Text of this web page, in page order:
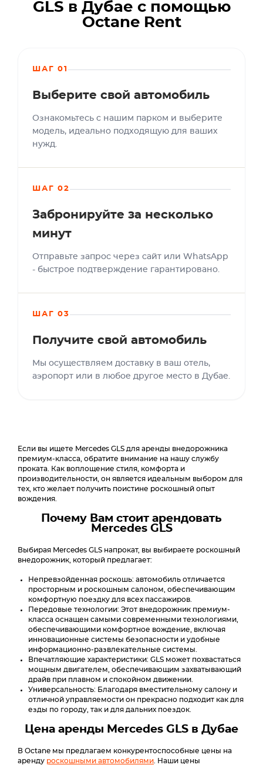
GLS в Дубае с помощью
Octane Rent
ШАГ 01
Выберите свой автомобиль
Ознакомьтесь с нашим парком и выберите
модель, идеально подходящую для ваших
нужд.
ШАГ 02
Забронируйте за несколько
минут
Отправьте запрос через сайт или WhatsApp
- быстрое подтверждение гарантировано.
ШАГ 03
Получите свой автомобиль
Мы осуществляем доставку в ваш отель,
аэропорт или в любое другое место в Дубае.
Если вы ищете Mercedes GLS для аренды внедорожника
премиум-класса, обратите внимание на нашу службу
проката. Как воплощение стиля, комфорта и
производительности, он является идеальным выбором для
тех, кто желает получить поистине роскошный опыт
вождения.
Почему Вам стоит арендовать
Mercedes GLS
Выбирая Mercedes GLS напрокат, вы выбираете роскошный
внедорожник, который предлагает:
Непревзойденная роскошь: автомобиль отличается
просторным и роскошным салоном, обеспечивающим
комфортную поездку для всех пассажиров.
Передовые технологии: Этот внедорожник премиум-
класса оснащен самыми современными технологиями,
обеспечивающими комфортное вождение, включая
инновационные системы безопасности и удобные
информационно-развлекательные системы.
Впечатляющие характеристики: GLS может похвастаться
мощным двигателем, обеспечивающим захватывающий
драйв при плавном и спокойном движении.
Универсальность: Благодаря вместительному салону и
отличной управляемости он прекрасно подходит как для
езды по городу, так и для дальних поездок.
Цена аренды Mercedes GLS в Дубае
В Octane мы предлагаем конкурентоспособные цены на
аренду роскошными автомобилями . Наши цены